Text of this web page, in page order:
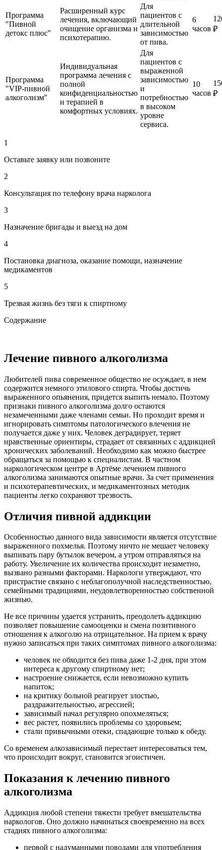
Программа
"Пивной
детокс плюс"
Расширенный курс
лечения, включающий
очищение организма и
психотерапию.
Для
пациентов с
длительной
зависимостью
от пива.
6
часов ₽
Программа
"VIP-пивной
алкоголизм"
Индивидуальная
программа лечения с
полной
конфиденциальностью
и терапией в
комфортных условиях.
Для
пациентов с
выраженной
зависимостью
и
потребностью
в высоком
уровне
сервиса.
10
часов ₽
1
Оставьте заявку или позвоните
2
Консультация по телефону врача нарколога
3
Назначение бригады и выезд на дом
4
Постановка диагноза, оказание помощи, назначение
медикаментов
5
Трезвая жизнь без тяги к спиртному
Содержание
Лечение пивного алкоголизма
Любителей пива современное общество не осуждает, в нем
содержится немного этилового спирта. Чтобы достичь
выраженного опьянения, придется выпить немало. Поэтому
признаки пивного алкоголизма долго остаются
незамеченными даже членами семьи. Но проходит время и
игнорировать симптомы патологического влечения не
получается даже у них. Человек деградирует, теряет
нравственные ориентиры, страдает от связанных с аддикцией
хронических заболеваний. Необходимо как можно быстрее
обращаться за помощью к специалистам. В частном
наркологическом центре в Артёме лечением пивного
алкоголизма занимаются опытные врачи. За счет применения
и психотерапевтических, и медикаментозных методик
пациенты легко сохраняют трезвость.
Отличия пивной аддикции
Особенностью данного вида зависимости является отсутствие
выраженного похмелья. Поэтому ничто не мешает человеку
выпивать пару бутылок вечером, а утром отправляться на
работу. Увеличение их количества происходит незаметно,
вызвано разными факторами. Наркологи утверждают, что
пристрастие связано с неблагополучной наследственностью,
семейными традициями, неудовлетворенностью собственной
жизнью.
Не все причины удается устранить, преодолеть аддикцию
позволяет повышение самооценки и смена позитивного
отношения к алкоголю на отрицательное. На прием к врачу
нужно записаться при таких симптомах пивного алкоголизма:
человек не обходится без пива даже 1-2 дня, при этом
интереса к другому спиртному нет;
настроение снижается, если невозможно купить
напиток;
на критику больной реагирует злостью,
раздражительностью, агрессией;
зависимый начал регулярно опохмеляться;
вес растет, появились проблемы со здоровьем;
стали привычными отеки, спадающие только к обеду.
Со временем алкозависимый перестает интересоваться тем,
что происходит вокруг, становится эгоистичен.
Показания к лечению пивного
алкоголизма
Аддикция любой степени тяжести требует вмешательства
наркологов. Оно должно начинаться своевременно на всех
стадиях пивного алкоголизма:
первой с надуманными поводами для употребления